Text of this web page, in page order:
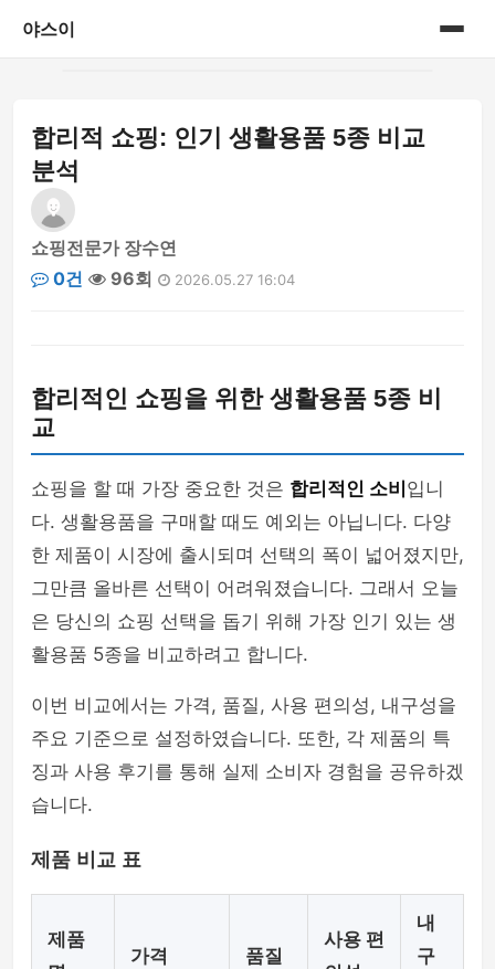
야스이
게시판
합리적 쇼핑: 인기 생활용품 5종 비교
분석
쇼핑전문가 장수연
0건
96회 2026.05.27 16:04
합리적인 쇼핑을 위한 생활용품 5종 비
교
쇼핑을 할 때 가장 중요한 것은 합리적인 소비 입니
다. 생활용품을 구매할 때도 예외는 아닙니다. 다양
한 제품이 시장에 출시되며 선택의 폭이 넓어졌지만,
그만큼 올바른 선택이 어려워졌습니다. 그래서 오늘
은 당신의 쇼핑 선택을 돕기 위해 가장 인기 있는 생
활용품 5종을 비교하려고 합니다.
이번 비교에서는 가격, 품질, 사용 편의성, 내구성을
주요 기준으로 설정하였습니다. 또한, 각 제품의 특
징과 사용 후기를 통해 실제 소비자 경험을 공유하겠
습니다.
제품 비교 표
제품
가격 품질
사용 편
내
구